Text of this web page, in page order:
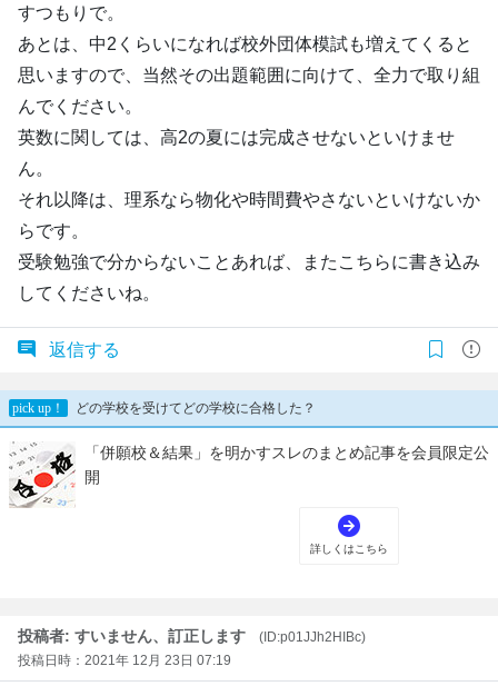
すつもりで。
あとは、中2くらいになれば校外団体模試も増えてくると
思いますので、当然その出題範囲に向けて、全力で取り組
んでください。
英数に関しては、高2の夏には完成させないといけませ
ん。
それ以降は、理系なら物化や時間費やさないといけないか
らです。
受験勉強で分からないことあれば、またこちらに書き込み
してくださいね。
返信する
投稿者: すいません、訂正します
(ID:p01JJh2HIBc)
投稿日時：2021年 12月 23日 07:19